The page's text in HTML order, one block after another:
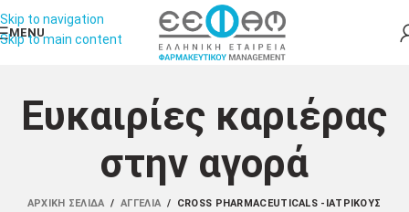
Skip to navigation
Skip to main content
MENU
Ευκαιρίες καριέρας
στην αγορά
ΑΡΧΙΚΉ ΣΕΛΊΔΑ / ΑΓΓΕΛΊΑ /
CROSS PHARMACEUTICALS -ΙΑΤΡΙΚΟΥΣ